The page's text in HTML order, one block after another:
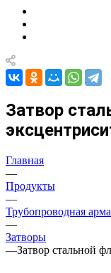
Затвор
Главная
—
Продукты
—
Трубопроводная
—
Затворы
—Затвор стальной